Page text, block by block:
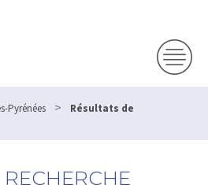
Pyrénées >
Résultats de
RECHERCHE